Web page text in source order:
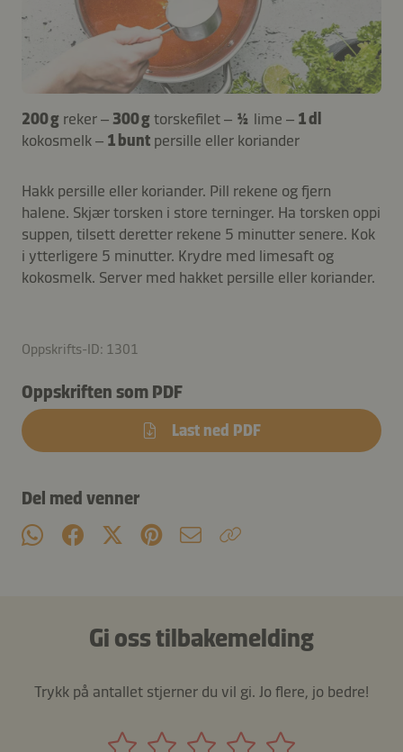
200 g reker – 300 gtorskefilet – ½ lime – 1 dl
kokosmelk – 1 bunt persille eller koriander
Hakk persille eller koriander. Pill rekene og fjern
halene. Skjær torsken i store terninger. Ha torsken oppi
suppen, tilsett deretter rekene 5 minutter senere. Kok
i ytterligere 5 minutter. Krydre med limesaft og
kokosmelk. Server med hakket persille eller koriander.
Oppskrifts-ID: 1301
Oppskriften som PDF
Last ned PDF
Del med venner
Gi oss tilbakemelding
Trykk på antallet stjerner du vil gi. Jo flere, jo bedre!